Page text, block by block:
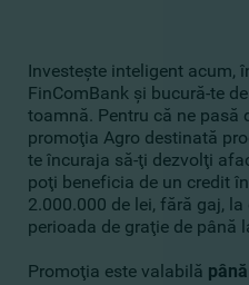
Investeşte inteligent acum,
FinComBank şi bucură-te
toamnă. Pentru că ne pasă
promoţia Agro destinată
te încuraja să-ţi dezvolţi
poţi beneficia de un credit
2.000.000 de lei, fără gaj,
perioada de graţie de până
Promoţia este valabilă